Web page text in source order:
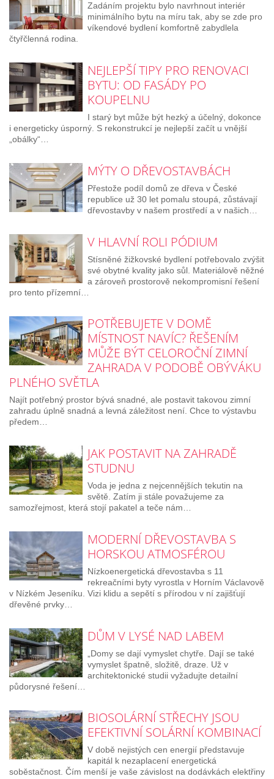
Zadáním projektu bylo navrhnout interiér
minimálního bytu na míru tak, aby se zde pro
víkendové bydlení komfortně zabydlela
čtyřčlenná rodina.
NEJLEPŠÍ TIPY PRO RENOVACI
BYTU: OD FASÁDY PO
KOUPELNU
I starý byt může být hezký a účelný, dokonce
i energeticky úsporný. S rekonstrukcí je nejlepší začít u vnější
„obálky“…
MÝTY O DŘEVOSTAVBÁCH
Přestože podíl domů ze dřeva v České
republice už 30 let pomalu stoupá, zůstávají
dřevostavby v našem prostředí a v našich…
V HLAVNÍ ROLI PÓDIUM
Stísněné žižkovské bydlení potřebovalo zvýšit
své obytné kvality jako sůl. Materiálově něžné
a zároveň prostorově nekompromisní řešení
pro tento přízemní…
POTŘEBUJETE V DOMĚ
MÍSTNOST NAVÍC? ŘEŠENÍM
MŮŽE BÝT CELOROČNÍ ZIMNÍ
ZAHRADA V PODOBĚ OBÝVÁKU
PLNÉHO SVĚTLA
Najít potřebný prostor bývá snadné, ale postavit takovou zimní
zahradu úplně snadná a levná záležitost není. Chce to výstavbu
předem…
JAK POSTAVIT NA ZAHRADĚ
STUDNU
Voda je jedna z nejcennějších tekutin na
světě. Zatím ji stále považujeme za
samozřejmost, která stojí pakatel a teče nám…
MODERNÍ DŘEVOSTAVBA S
HORSKOU ATMOSFÉROU
Nízkoenergetická dřevostavba s 11
rekreačními byty vyrostla v Horním Václavově
v Nízkém Jeseníku. Vizi klidu a sepětí s přírodou v ní zajišťují
dřevěné prvky…
DŮM V LYSÉ NAD LABEM
„Domy se dají vymyslet chytře. Dají se také
vymyslet špatně, složitě, draze. Už v
architektonické studii vyžadujte detailní
půdorysné řešení…
BIOSOLÁRNÍ STŘECHY JSOU
EFEKTIVNÍ SOLÁRNÍ KOMBINACÍ
V době nejistých cen energií představuje
kapitál k nezaplacení energetická
soběstačnost. Čím menší je vaše závislost na dodávkách elektřiny